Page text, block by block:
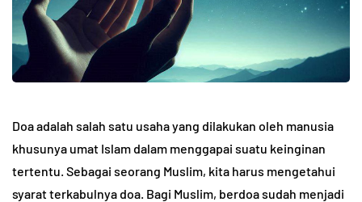
Doa adalah salah satu usaha yang dilakukan oleh manusia
khusunya umat Islam dalam menggapai suatu keinginan
tertentu. Sebagai seorang Muslim, kita harus mengetahui
syarat terkabulnya doa. Bagi Muslim, berdoa sudah menjadi